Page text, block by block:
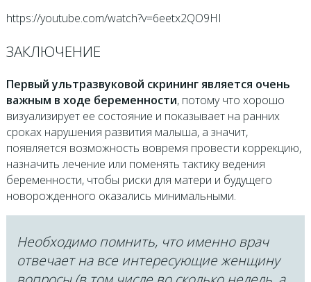
https://youtube.com/watch?v=6eetx2QO9HI
ЗАКЛЮЧЕНИЕ
Первый ультразвуковой скрининг является очень
важным в ходе беременности, потому что хорошо
визуализирует ее состояние и показывает на ранних
сроках нарушения развития малыша, а значит,
появляется возможность вовремя провести коррекцию,
назначить лечение или поменять тактику ведения
беременности, чтобы риски для матери и будущего
новорожденного оказались минимальными.
Необходимо помнить, что именно врач
отвечает на все интересующие женщину